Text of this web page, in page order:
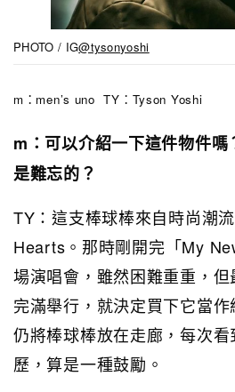
PHOTO / IG@tysonyoshi
m：men’s uno TY：Tyson Yoshi
m：可以介紹一下這件物件
是難忘的？
TY：這支棒球棒來自時尚潮
Hearts。那時剛開完「My
場演唱會，雖然困難重重，但
完滿舉行，就決定買下它當
仍將棒球棒放在走廊，每次
歷，算是一種鼓勵。